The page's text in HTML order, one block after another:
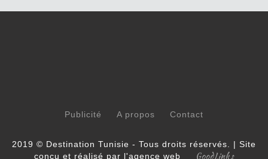
Publicité A propos Contact
2019 © Destination Tunisie - Tous droits réservés. | Site
conçu et réalisé par l'agence web
GoodLinks